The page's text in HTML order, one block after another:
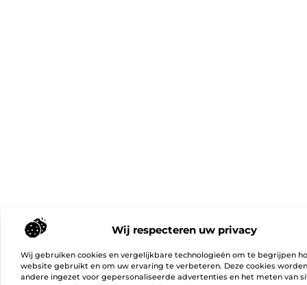
Wij respecteren uw privacy
Wij gebruiken cookies en vergelijkbare technologieën om te begrijpen
website gebruikt en om uw ervaring te verbeteren. Deze cookies
andere ingezet voor gepersonaliseerde advertenties en het meten van